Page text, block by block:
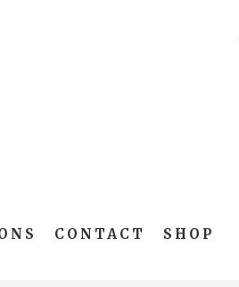
CONTACT SHOP